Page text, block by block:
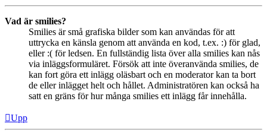
Vad är smilies?
Smilies är små grafiska bilder som kan användas för att
uttrycka en känsla genom att använda en kod, t.ex. :) för glad,
eller :( för ledsen. En fullständig lista över alla smilies kan nås
via inläggsformuläret. Försök att inte överanvända smilies, de
kan fort göra ett inlägg oläsbart och en moderator kan ta bort
de eller inlägget helt och hållet. Administratören kan också ha
satt en gräns för hur många smilies ett inlägg får innehålla.
Upp